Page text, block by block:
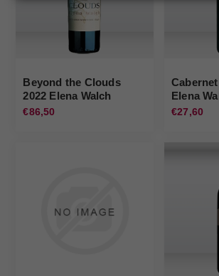
Beyond the Clouds
2022 Elena Walch
€86,50
Elena
€27,60